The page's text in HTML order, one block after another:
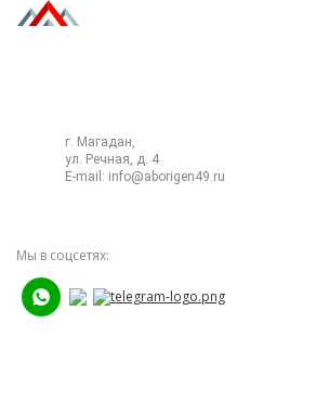
г. Магадан,
ул. Речная, д. 4
E-mail: info@aborigen49.ru
Мы в соцсетях: